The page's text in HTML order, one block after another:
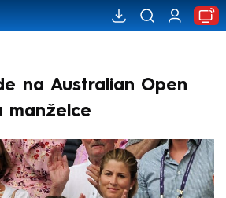
na Australian Open
manželce